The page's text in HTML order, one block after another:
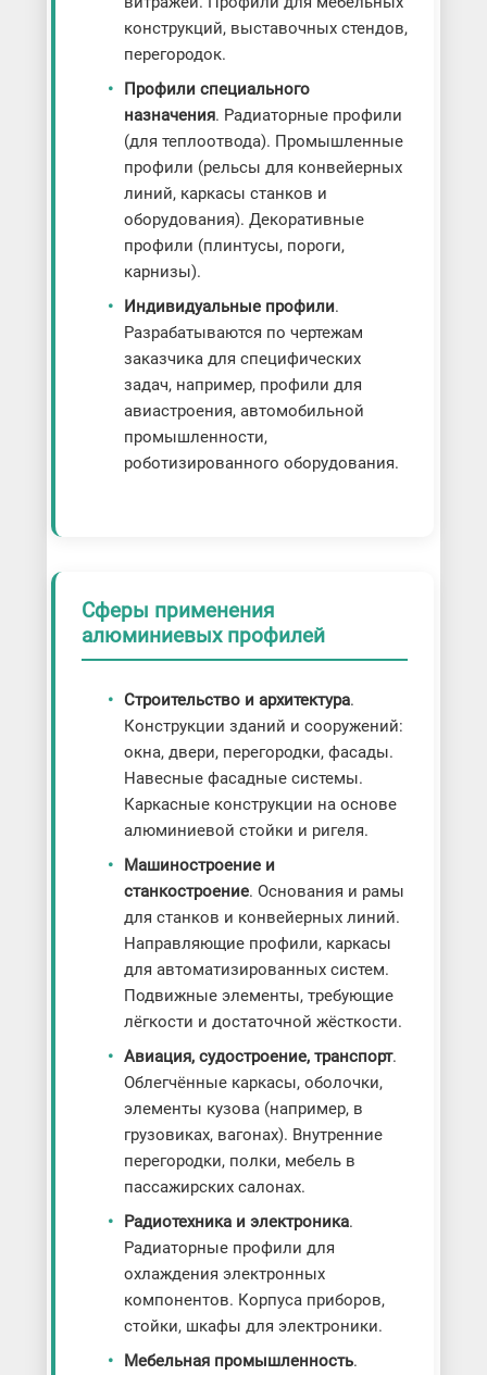
конструкций, выставочных стендов,
перегородок.
Профили специального
назначения. Радиаторные профили
(для теплоотвода). Промышленные
профили (рельсы для конвейерных
линий, каркасы станков и
оборудования). Декоративные
профили (плинтусы, пороги,
карнизы).
Индивидуальные профили.
Разрабатываются по чертежам
заказчика для специфических
задач, например, профили для
авиастроения, автомобильной
промышленности,
роботизированного оборудования.
Сферы применения
алюминиевых профилей
Строительство и архитектура.
Конструкции зданий и сооружений:
окна, двери, перегородки, фасады.
Навесные фасадные системы.
Каркасные конструкции на основе
алюминиевой стойки и ригеля.
Машиностроение и
станкостроение. Основания и рамы
для станков и конвейерных линий.
Направляющие профили, каркасы
для автоматизированных систем.
Подвижные элементы, требующие
лёгкости и достаточной жёсткости.
Авиация, судостроение, транспорт.
Облегчённые каркасы, оболочки,
элементы кузова (например, в
грузовиках, вагонах). Внутренние
перегородки, полки, мебель в
пассажирских салонах.
Радиотехника и электроника.
Радиаторные профили для
охлаждения электронных
компонентов. Корпуса приборов,
стойки, шкафы для электроники.
Мебельная промышленность.